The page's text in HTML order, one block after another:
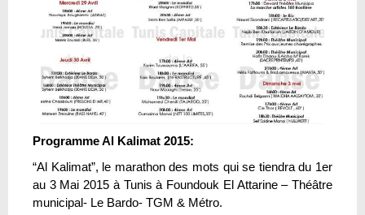
Programme Al Kalimat 2015:
“Al Kalimat”, le marathon des mots qui se tiendra du 1er
au 3 Mai 2015 à Tunis à Foundouk El Attarine – Théâtre
municipal- Le Bardo- TGM & Métro.